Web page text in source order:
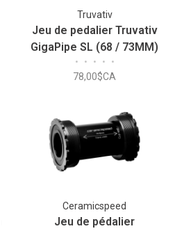
Truvativ
Jeu de pedalier Truvativ
GigaPipe SL (68 / 73MM)
113mm
• • • • •
78,00$CA
Ceramicspeed
Jeu de pédalier